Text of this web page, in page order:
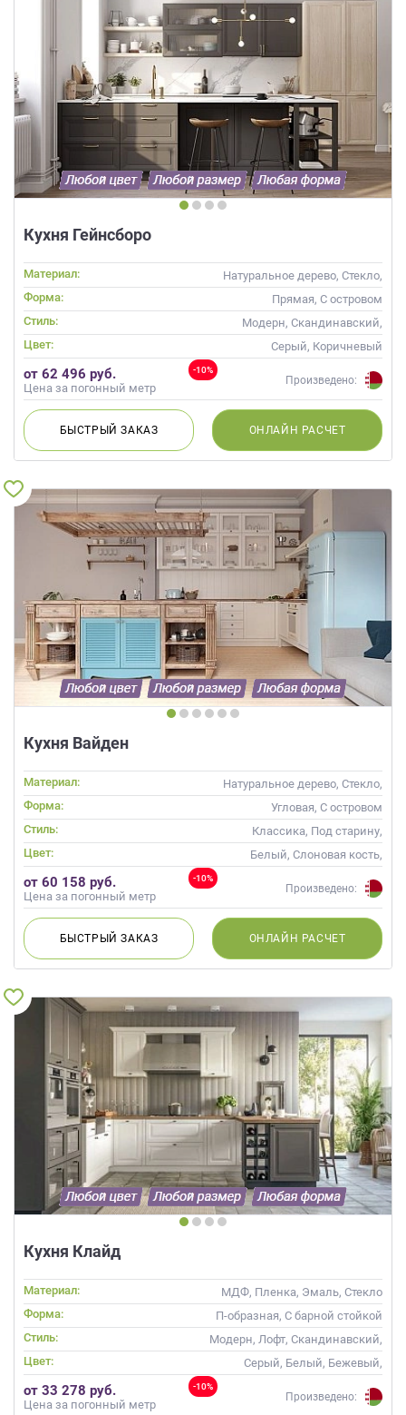
Кухня Гейнсборо
Материал:
Натуральное дерево, Стекло,
Массив
Форма:
Прямая, С островом
Стиль:
Модерн, Скандинавский,
Неоклассика, Современные
Цвет: Серый, Коричневый
-10%
от 62 496 руб.
Цена за погонный метр
Произведено:
БЫСТРЫЙЗАКАЗ ОНЛАЙН РАСЧЕТ
Кухня Вайден
Материал:
Натуральное дерево, Стекло,
Массив
Форма:
Угловая, С островом
Стиль:
Классика, Под старину,
Прованс, Скандинавский,
Неоклассика
Цвет:
Белый, Слоновая кость,
Кремовый, Коричневый,
Капучино
-10%
от 60 158 руб.
Цена за погонный метр
Произведено:
БЫСТРЫЙЗАКАЗ ОНЛАЙН РАСЧЕТ
Кухня Клайд
Материал:
МДФ, Пленка, Эмаль, Стекло
Форма:
П-образная, С барной стойкой
Стиль:
Модерн, Лофт, Скандинавский,
Неоклассика, Современные
Цвет:
Серый, Белый, Бежевый,
Слоновая кость, Кремовый,
Коричневый, Капучино
-10%
от 33 278 руб.
Цена за погонный метр
Произведено: